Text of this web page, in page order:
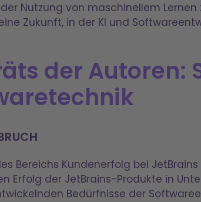
Nutzung von maschinellem
Zukunft, in der KI und
der Autoren:
Bereichs Kundenerfolg bei
Erfolg der JetBrains-Produkte in
Bedürfnisse der